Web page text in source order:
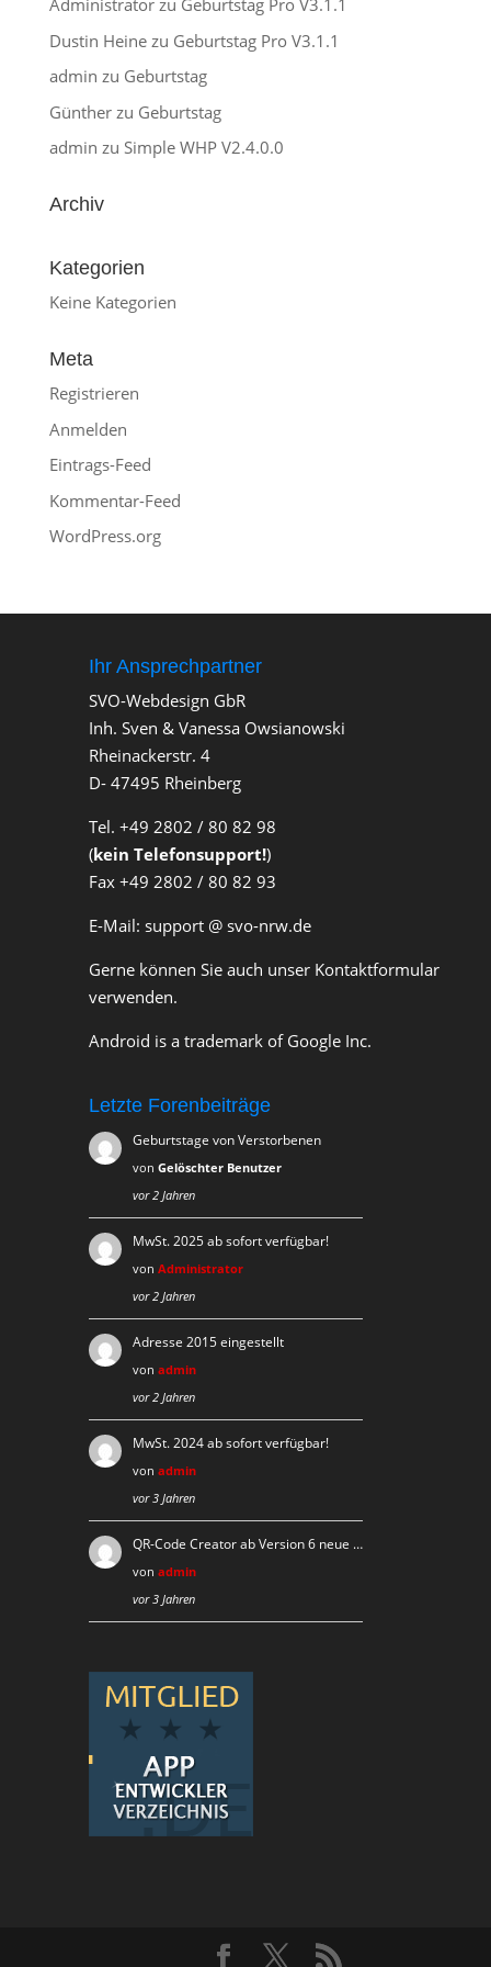
Administratorzu Geburtstag Pro V3.1.1
Dustin Heinezu Geburtstag Pro V3.1.1
admin zu Geburtstag
Güntherzu Geburtstag
admin zu Simple WHP V2.4.0.0
Archiv
Kategorien
Keine Kategorien
Meta
Registrieren
Anmelden
Eintrags-Feed
Kommentar-Feed
WordPress.org
Ihr Ansprechpartner
SVO-Webdesign GbR
Inh. Sven & Vanessa Owsianowski
Rheinackerstr. 4
D- 47495 Rheinberg
Tel. +49 2802 / 80 82 98
(kein Telefonsupport!)
Fax +49 2802 / 80 82 93
E-Mail: support @ svo-nrw.de
Gerne können Sie auch unser Kontaktformular
verwenden.
Android is a trademark of Google Inc.
Letzte Forenbeiträge
Geburtstage von Verstorbenen
von Gelöschter Benutzer
vor 2 Jahren
MwSt. 2025 ab sofort verfügbar!
von Administrator
vor 2 Jahren
Adresse 2015 eingestellt
von admin
vor 2 Jahren
MwSt. 2024 ab sofort verfügbar!
von admin
vor 3 Jahren
QR-Code Creator ab Version 6 neue …
von admin
vor 3 Jahren